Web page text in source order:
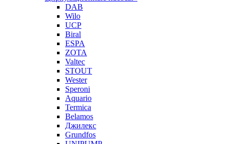
DAB
Wilo
UCP
Biral
ESPA
ZOTA
Valtec
STOUT
Wester
Speroni
Aquario
Termica
Belamos
Джилекс
Grundfos